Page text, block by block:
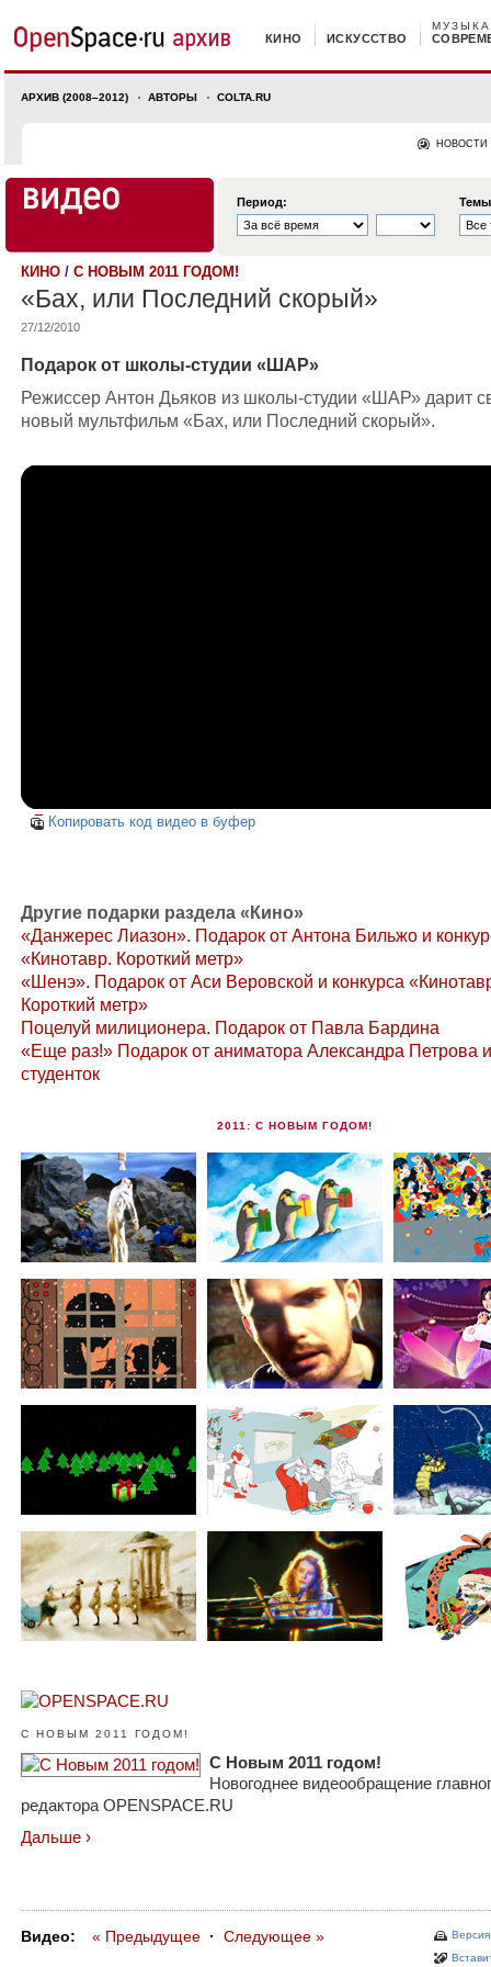
КИНО ИСКУССТВО
МУЗЫКА
АРХИВ (2008–2012) АВТОРЫ COLTA.RU
НОВОСТИ
Период:
КИНО / С НОВЫМ 2011 ГОДОМ!
«Бах, или Последний скорый»
27/12/2010
Подарок от школы-студии «ШАР»
Режиссер Антон Дьяков из школы-студии «ШАР» дарит
новый мультфильм «Бах, или Последний скорый».
Копировать код видео в буфер
Другие подарки раздела «Кино»
«Данжерес Лиазон». Подарок от Антона Бильжо и
«Кинотавр. Короткий метр»
«Шенэ». Подарок от Аси Веровской и конкурса
Короткий метр»
Поцелуй милиционера. Подарок от Павла Бардина
«Еще раз!» Подарок от аниматора Александра Петрова
студенток
2011: С НОВЫМ ГОДОМ!
С НОВЫМ 2011 ГОДОМ!
С Новым 2011 годом!
Новогоднее видеообращение
редактора OPENSPACE.RU
Дальше ›
Видео: « Предыдущее · Следующее »